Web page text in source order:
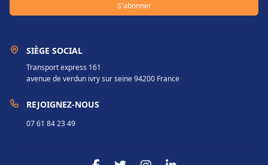
S'abonner
SIÈGE SOCIAL
Transport express 161
avenue de verdun ivry sur seine 94200 France
REJOIGNEZ-NOUS
07 61 84 23 49